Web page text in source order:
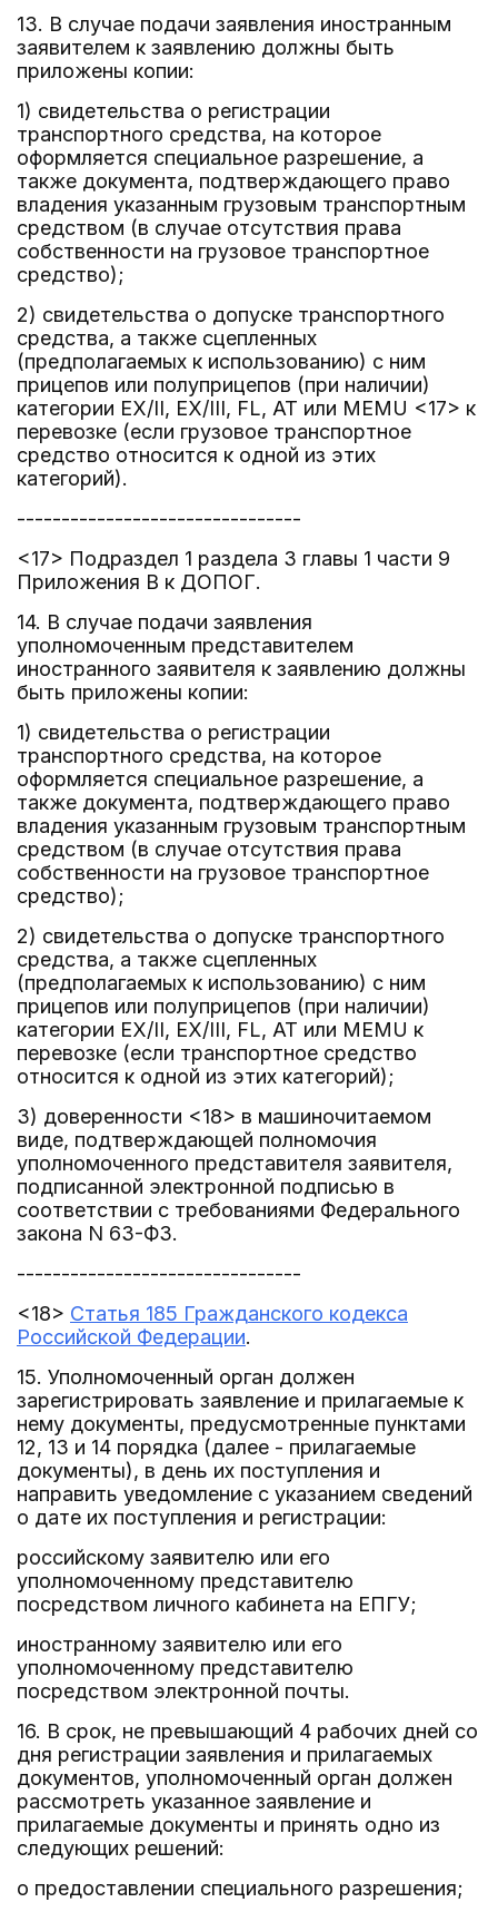
13. В случае подачи заявления иностранным
заявителем к заявлению должны быть
приложены копии:
1) свидетельства о регистрации
транспортного средства, на которое
оформляется специальное разрешение, а
также документа, подтверждающего право
владения указанным грузовым транспортным
средством (в случае отсутствия права
собственности на грузовое транспортное
средство);
2) свидетельства о допуске транспортного
средства, а также сцепленных
(предполагаемых к использованию) с ним
прицепов или полуприцепов (при наличии)
категории EX/II, EX/III, FL, AT или MEMU <17> к
перевозке (если грузовое транспортное
средство относится к одной из этих
категорий).
--------------------------------
<17> Подраздел 1 раздела 3 главы 1 части 9
Приложения В к ДОПОГ.
14. В случае подачи заявления
уполномоченным представителем
иностранного заявителя к заявлению должны
быть приложены копии:
1) свидетельства о регистрации
транспортного средства, на которое
оформляется специальное разрешение, а
также документа, подтверждающего право
владения указанным грузовым транспортным
средством (в случае отсутствия права
собственности на грузовое транспортное
средство);
2) свидетельства о допуске транспортного
средства, а также сцепленных
(предполагаемых к использованию) с ним
прицепов или полуприцепов (при наличии)
категории EX/II, EX/III, FL, AT или MEMU к
перевозке (если транспортное средство
относится к одной из этих категорий);
3) доверенности <18> в машиночитаемом
виде, подтверждающей полномочия
уполномоченного представителя заявителя,
подписанной электронной подписью в
соответствии с требованиями Федерального
закона N 63-ФЗ.
--------------------------------
<18> Статья 185 Гражданского кодекса
Российской Федерации.
15. Уполномоченный орган должен
зарегистрировать заявление и прилагаемые к
нему документы, предусмотренные пунктами
12, 13 и 14 порядка (далее - прилагаемые
документы), в день их поступления и
направить уведомление с указанием сведений
о дате их поступления и регистрации:
российскому заявителю или его
уполномоченному представителю
посредством личного кабинета на ЕПГУ;
иностранному заявителю или его
уполномоченному представителю
посредством электронной почты.
16. В срок, не превышающий 4 рабочих дней со
дня регистрации заявления и прилагаемых
документов, уполномоченный орган должен
рассмотреть указанное заявление и
прилагаемые документы и принять одно из
следующих решений:
о предоставлении специального разрешения;